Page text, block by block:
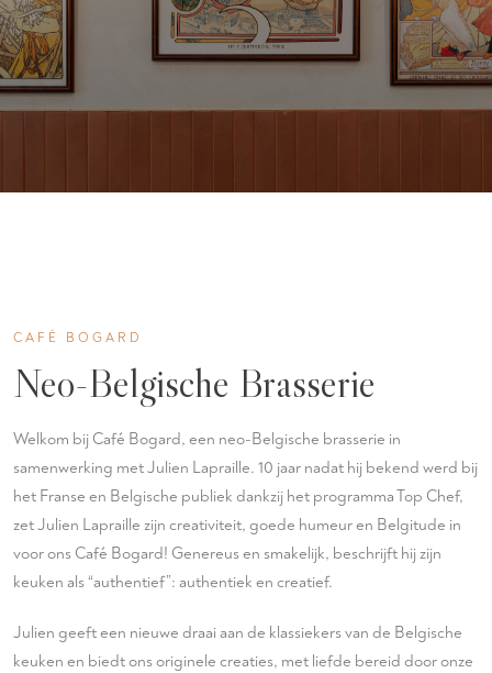
CAFÉ BOGARD
Neo-Belgische Brasserie
Welkom bij Café Bogard, een neo-Belgische brasserie in
samenwerking met Julien Lapraille. 10 jaar nadat hij bekend werd bij
het Franse en Belgische publiek dankzij het programma Top Chef,
zet Julien Lapraille zijn creativiteit, goede humeur en Belgitude in
voor ons Café Bogard! Genereus en smakelijk, beschrijft hij zijn
keuken als “authentief”: authentiek en creatief.
Julien geeft een nieuwe draai aan de klassiekers van de Belgische
keuken en biedt ons originele creaties, met liefde bereid door onze